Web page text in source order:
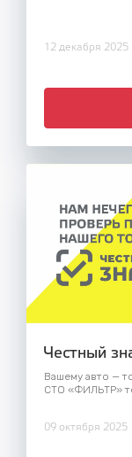
12 декабря 2025
Честный
Вашему авто —
СТО «ФИЛЬТР»
09 октября 2025